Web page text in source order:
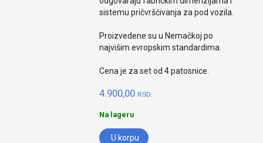
sistemu pričvršćivanja za pod vozila.
Proizvedene su u Nemačkoj po
najvišim evropskim standardima.
Cena je za set od 4 patosnice.
4.900,00 RSD.
Na lageru
U korpu